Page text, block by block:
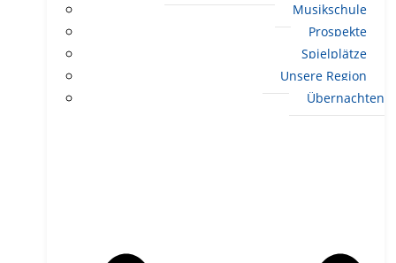
Musikschule
Prospekte
Spielplätze
Unsere Region
Übernachten